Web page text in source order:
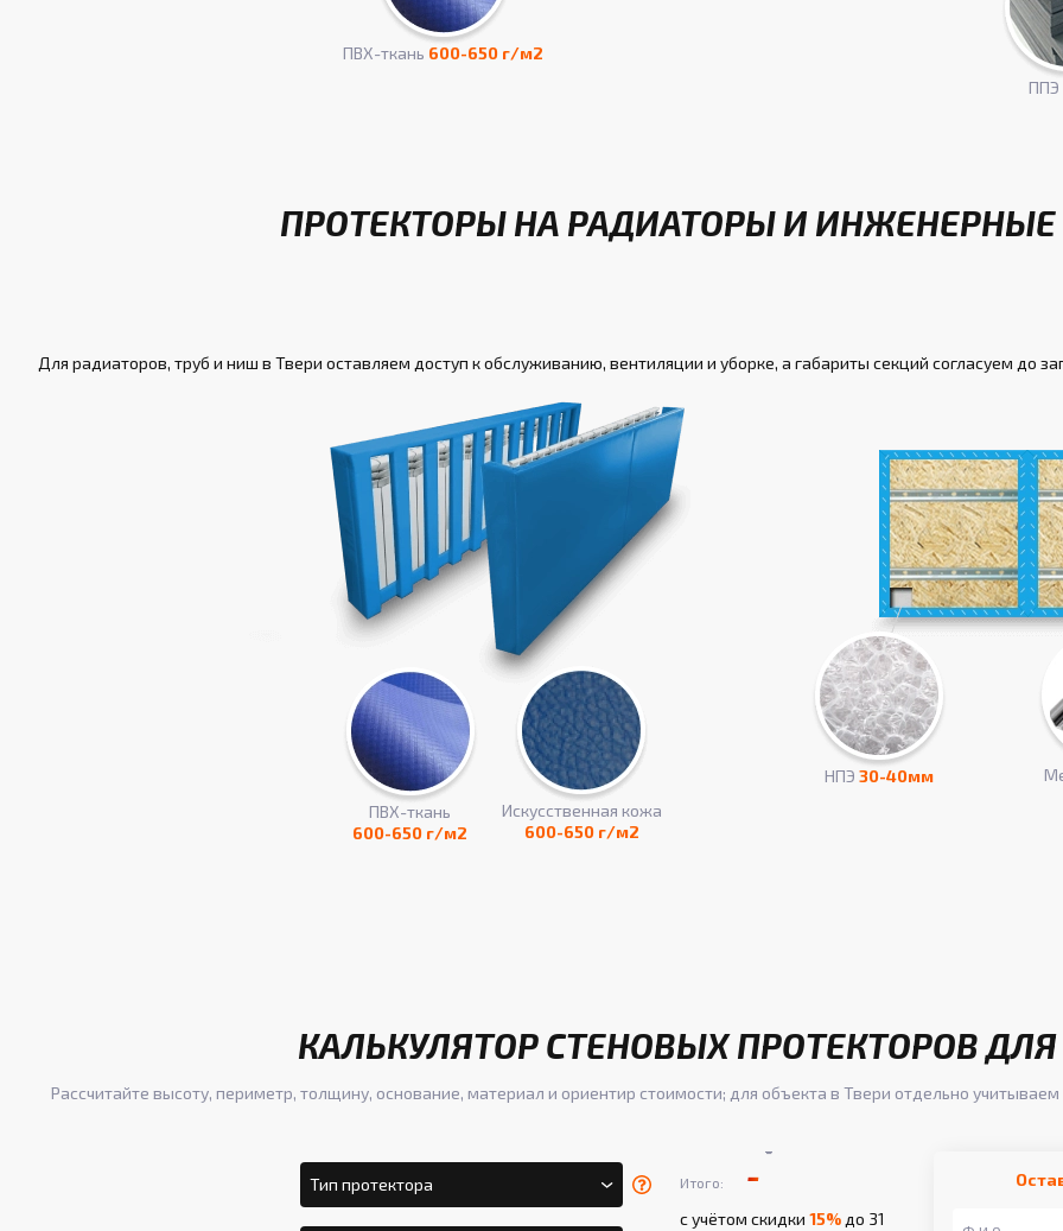
ПВХ-ткань 600-650 г/м2
ППЭ
ПРОТЕКТОРЫ НА РАДИАТОРЫ И
Для радиаторов, труб и ниш в Твери оставляем доступ к обслуживанию, вентиляции и уборке, а габариты секций согласуем до
ПВХ-ткань
600-650 г/м2
Искусcтвенная кожа
600-650 г/м2
НПЭ 30-40мм
КАЛЬКУЛЯТОР СТЕНОВЫХ ПРОТЕКТОРОВ ДЛЯ
Рассчитайте высоту, периметр, толщину, основание, материал и ориентир стоимости; для объекта в Твери отдельно
Тип протектора Итого: -
-
с учётом скидки 15% до 31